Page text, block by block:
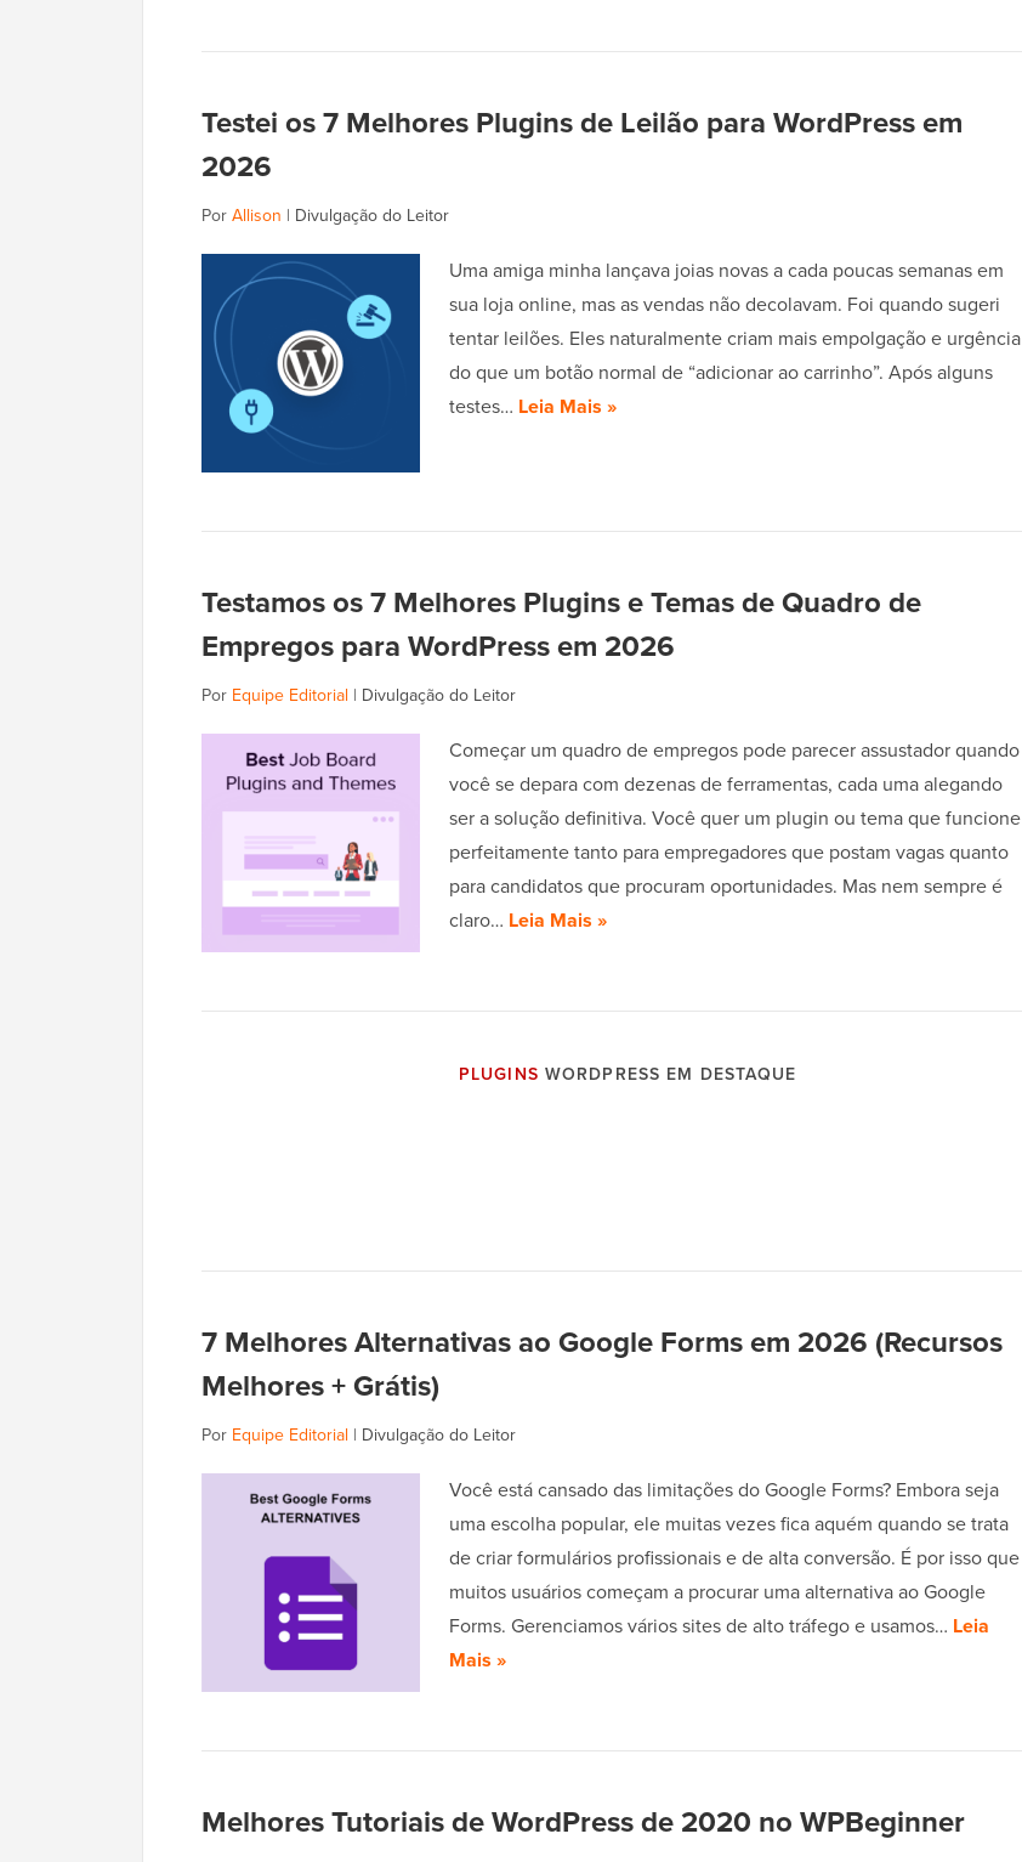
Testei os 7 Melhores Plugins de Leilão para WordPress em
2026
PorAllison | Divulgação do Leitor
Uma amiga minha lançava joias novas a cada poucas semanas em
sua loja online, mas as vendas não decolavam. Foi quando sugeri
tentar leilões. Eles naturalmente criam mais empolgação e urgência
do que um botão normal de “adicionar ao carrinho”. Após alguns
testes… Leia Mais »
Testamos os 7 Melhores Plugins e Temas de Quadro de
Empregos para WordPress em 2026
Por Equipe Editorial | Divulgação do Leitor
Começar um quadro de empregos pode parecer assustador quando
você se depara com dezenas de ferramentas, cada uma alegando
ser a solução definitiva. Você quer um plugin ou tema que funcione
perfeitamente tanto para empregadores que postam vagas quanto
para candidatos que procuram oportunidades. Mas nem sempre é
claro… Leia Mais »
PLUGINS WORDPRESS EM DESTAQUE
7 Melhores Alternativas ao Google Forms em 2026 (Recursos
Melhores + Grátis)
Por Equipe Editorial | Divulgação do Leitor
Você está cansado das limitações do Google Forms? Embora seja
uma escolha popular, ele muitas vezes fica aquém quando se trata
de criar formulários profissionais e de alta conversão. É por isso que
muitos usuários começam a procurar uma alternativa ao Google
Forms. Gerenciamos vários sites de alto tráfego e usamos… Leia
Mais »
Melhores Tutoriais de WordPress de 2020 no WPBeginner